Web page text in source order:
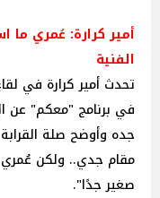
أمير كرارة: عُمري
الفنية
تحدث أمير كرارة في
في برنامج "معكم" عن
جده وأوضح صلة
مقام جدي.. ولكن عُمري
صغير جدًا".